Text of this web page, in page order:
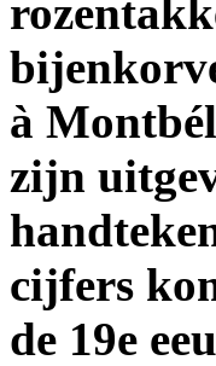
à
zijn
cijfers
de 19e